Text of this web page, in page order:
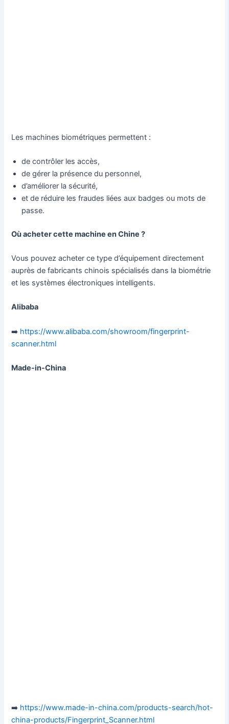
Les machines biométriques permettent :
de contrôler les accès,
de gérer la présence du personnel,
d’améliorer la sécurité,
et de réduire les fraudes liées aux badges ou mots de
passe.
Où acheter cette machine en Chine ?
Vous pouvez acheter ce type d’équipement directement
auprès de fabricants chinois spécialisés dans la biométrie
et les systèmes électroniques intelligents.
Alibaba
➡️ https://www.alibaba.com/showroom/fingerprint-
scanner.html
Made-in-China
➡️ https://www.made-in-china.com/products-search/hot-
china-products/Fingerprint_Scanner.html